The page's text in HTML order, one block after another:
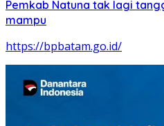
Pemkab Natuna tak lagi
mampu
https://bpbatam.go.id/